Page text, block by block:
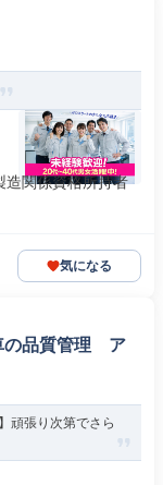
造関係資格所持者
気になる
の品質管理 ア
頑張り次第でさら